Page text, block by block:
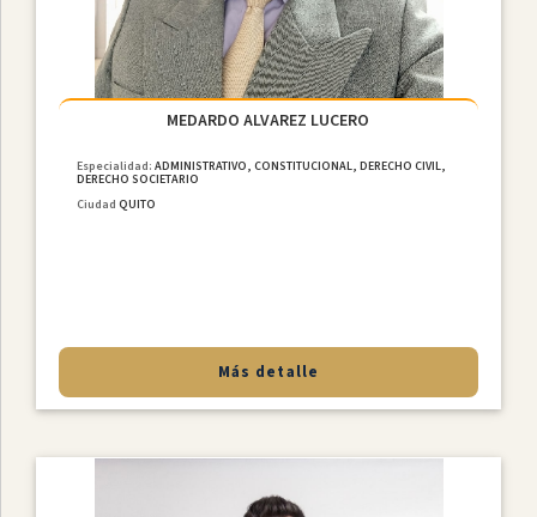
MEDARDO ALVAREZ LUCERO
Especialidad:ADMINISTRATIVO, CONSTITUCIONAL, DERECHO CIVIL,
DERECHO SOCIETARIO
Ciudad QUITO
Más detalle